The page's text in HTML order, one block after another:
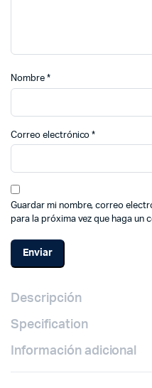
Nombre *
Correo electrónico*
Guardar mi nombre, correo
para la próxima vez que haga un
Descripción
Specification
Información adicional